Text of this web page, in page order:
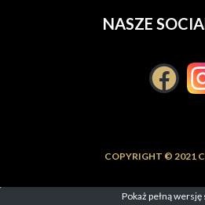
NASZE
COPYRIGHT © 2021
Pokaż pełną